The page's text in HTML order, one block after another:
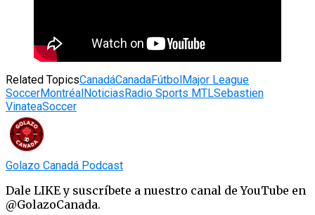
Related TopicsCanadáCanadaFútbol Major League
SoccerMontréal Noticias Radio Sports MTLSebastien
VinateaSoccer
Golazo Canadá Podcast
Dale LIKE y suscríbete a nuestro canal de YouTube en
@GolazoCanada.